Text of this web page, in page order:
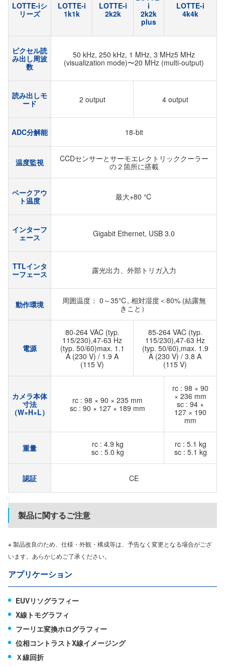
LOTTE-iシ
リーズ
LOTTE-i
1k1k
LOTTE-i
2k2k
i
2k2k
plus
LOTTE-i
4k4k
ピクセル読
み出し周波
数
50 kHz, 250 kHz, 1 MHz, 3 MHz5 MHz
(visualization mode)〜20 MHz (multi-output)
読み出しモ
ード
2 output 4 output
ADC分解能 18-bit
温度監視
CCDセンサーとサーモエレクトリッククーラー
の２箇所に搭載
ベークアウ
ト温度
最大+80 ℃
インターフ
ェース
Gigabit Ethernet, USB 3.0
TTLインタ
ーフェース
露光出力、外部トリガ入力
動作環境
周囲温度： 0～35℃, 相対湿度＜80% (結露無
きこと）
電源
80-264 VAC (typ.
115/230),47-63 Hz
(typ. 50/60)max. 1.1
A (230 V) / 1.9 A
(115 V)
85-264 VAC (typ.
115/230),47-63 Hz
(typ. 50/60),max. 1.9
A (230 V) / 3.8 A
(115 V)
カメラ本体
寸法
（W×H×L）
rc : 98 × 90 × 235 mm
sc : 90 × 127 × 189 mm
rc : 98 × 90
× 236 mm
sc : 94 ×
127 × 190
mm
重量
rc : 4.9 kg
sc : 5.0 kg
rc : 5.1 kg
sc : 5.1 kg
認証 CE
製品に関するご注意
※ 製品改良のため、仕様・外観・構成等は、予告なく変更となる場合がござ
います。あらかじめご了承ください。
アプリケーション
EUVリソグラフィー
X線トモグラフィ
フーリエ変換ホログラフィー
位相コントラストX線イメージング
Ｘ線回折